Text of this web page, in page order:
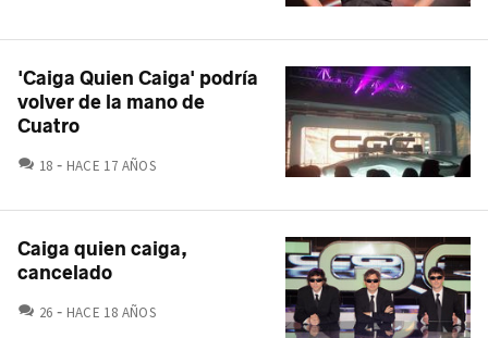
'Caiga Quien Caiga' podría
volver de la mano de
Cuatro
18 COMENTARIOS
HACE 17 AÑOS
Caiga quien caiga,
cancelado
26 COMENTARIOS
HACE 18 AÑOS